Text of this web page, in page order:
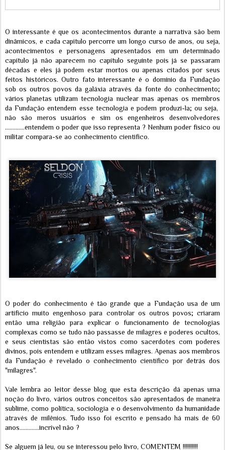
O interessante é que os acontecimentos durante a narrativa são bem
dinâmicos, e cada capitulo percorre um longo curso de anos, ou seja,
acontecimentos e personagens apresentados em um determinado
capítulo já não aparecem no capítulo seguinte pois já se passaram
décadas e eles já podem estar mortos ou apenas citados por seus
feitos históricos. Outro fato interessante é o domínio da Fundação
sob os outros povos da galáxia através da fonte do conhecimento;
vários planetas utilizam tecnologia nuclear mas apenas os membros
da Fundação entendem esse tecnologia e podem produzi-la; ou seja,
não são meros usuários e sim os engenheiros desenvolvedores
.............entendem o poder que isso representa ? Nenhum poder físico ou
militar compara-se ao conhecimento cientifico.
O poder do conhecimento é tão grande que a Fundação usa de um
artificio muito engenhoso para controlar os outros povos; criaram
então uma religião para explicar o funcionamento de tecnologias
complexas como se tudo não passasse de milagres e poderes ocultos,
e seus cientistas são então vistos como sacerdotes com poderes
divinos, pois entendem e utilizam esses milagres. Apenas aos membros
da Fundação é revelado o conhecimento científico por detrás dos
"milagres".
Vale lembra ao leitor desse blog que esta descrição dá apenas uma
noção do livro, vários outros conceitos são apresentados de maneira
sublime, como política, sociologia e o desenvolvimento da humanidade
através de milênios. Tudo isso foi escrito e pensado há mais de 60
anos.............incrível não ?
Se alguem já leu, ou se interessou pelo livro, COMENTEM !!!!!!!!!!